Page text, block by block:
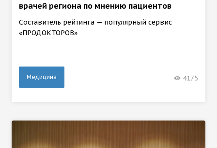
врачей региона по мнению пациентов
Составитель рейтинга — популярный сервис
«ПРОДОКТОРОВ»
Медицина 4175